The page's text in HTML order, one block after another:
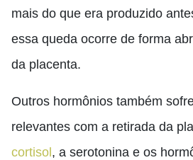
mais do que era produzido
essa queda ocorre de forma
da placenta.
Outros hormônios também
relevantes com a retirada da
cortisol , a serotonina e os